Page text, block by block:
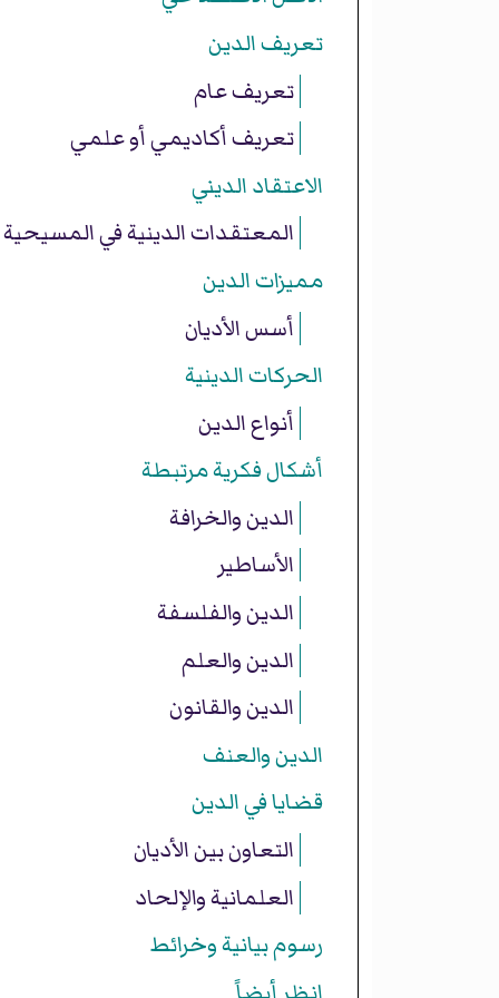
تعريف الدين
تعريف عام
تعريف أكاديمي أو علمي
الاعتقاد الديني
المعتقدات الدينية في المسيحية
مميزات الدين
أسس الأديان
الحركات الدينية
أنواع الدين
أشكال فكرية مرتبطة
الدين والخرافة
الأساطير
الدين والفلسفة
الدين والعلم
الدين والقانون
الدين والعنف
قضايا في الدين
التعاون بين الأديان
العلمانية والإلحاد
رسوم بيانية وخرائط